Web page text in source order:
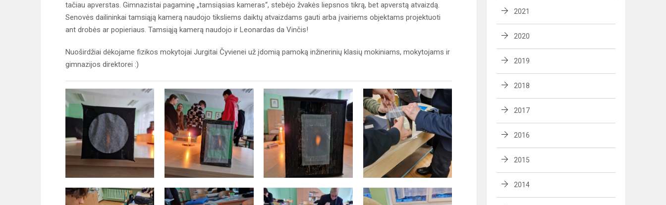
tačiau apverstas. Gimnazistai pagaminę „tamsiąsias kameras“, stebėjo žvakės liepsnos tikrą, bet apverstą atvaizdą.
Senovės dailininkai tamsiąją kamerą naudojo tiksliems daiktų atvaizdams gauti arba įvairiems objektams projektuoti
ant drobės ar popieriaus. Tamsiąją kamerą naudojo ir Leonardas da Vinčis!
Nuoširdžiai dėkojame fizikos mokytojai Jurgitai Čyvienei už įdomią pamoką inžinerinių klasių mokiniams, mokytojams ir
gimnazijos direktorei :)
2021
2020
2019
2018
2017
2016
2015
2014